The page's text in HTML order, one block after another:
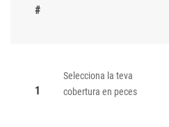
#
1
Selecciona la teva
cobertura en peces